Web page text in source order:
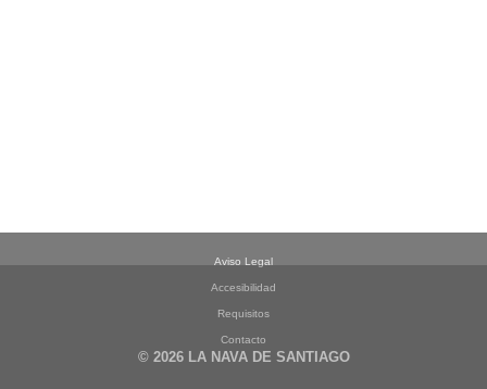
Aviso Legal
Accesibilidad
Requisitos
Contacto
© 2026 LA NAVA DE SANTIAGO